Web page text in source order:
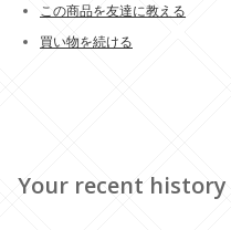
この商品を友達に教える
買い物を続ける
Your recent history